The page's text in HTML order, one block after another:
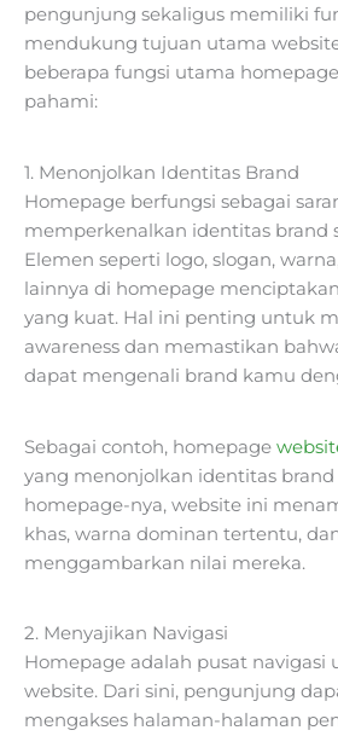
pengunjung sekaligus memiliki
mendukung tujuan utama
beberapa fungsi utama
pahami:
1. Menonjolkan Identitas Brand
Homepage berfungsi sebagai
memperkenalkan identitas brand
Elemen seperti logo, slogan,
lainnya di homepage
yang kuat. Hal ini penting untuk
awareness dan memastikan
dapat mengenali brand kamu
Sebagai contoh, homepage
yang menonjolkan identitas brand
homepage-nya, website ini
khas, warna dominan tertentu,
menggambarkan nilai mereka.
2. Menyajikan Navigasi
Homepage adalah pusat navigasi
website. Dari sini, pengunjung
mengakses halaman-halaman